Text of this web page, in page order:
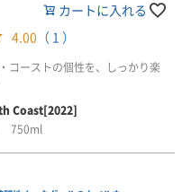
家族経営のワイナリーです。現
営に携わり、家族の絆と伝統を
に植えられた古木のジンファン
るブドウからワイン造りを再
つ、現在も15品種以上の古樹
・クライン独自の自然農法
から調達され、主にレイク郡産
のブドウが育ちます。ソラノ郡
様な産地の特性を組み合わせ
部に位置するナパ郡、ソラノ
リン郡を指し、これらのいず
カートに入れる
4.00 （ 1 ）
コーストの個性を、しっかり楽
ーといった黒系果実のアロマ
パイスが重なり、余韻は長く
Coast[2022]
750ml